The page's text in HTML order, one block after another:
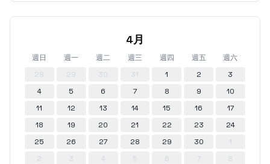
4月
週日 週一 週二 週三 週四 週五
週六
28
29 30 31 1 2
3
4
5 6 7 8 9
10
11
12 13 14 15 16
17
18
19 20 21 22 23
24
25
26 27 28 29 30
1
2
3 4 5 6 7 8